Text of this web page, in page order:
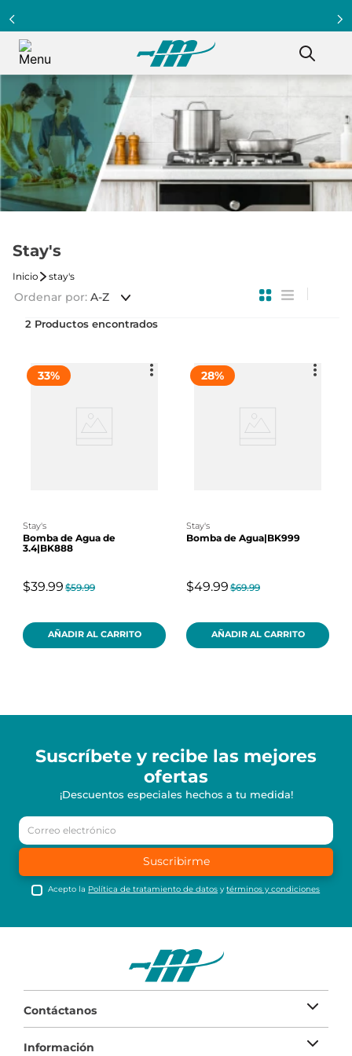
Stay's
stay's
Ordenar por A-Z
2
33%
stay's
Bomba de Agua de
3.4|BK888
$39.99 $59.99
AÑADIR AL CARRITO
28%
stay's
Bomba de Agua|BK999
$49.99 $69.99
AÑADIR AL CARRITO
Suscríbete y recibe las mejores
ofertas
¡Descuentos especiales hechos a tu medida!
Suscribirme
Acepto la Política de tratamiento de datos ytérminos y condiciones
Contáctanos
Información